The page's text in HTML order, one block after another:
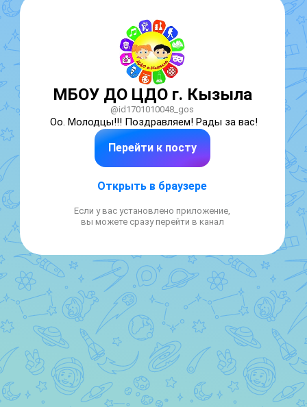
МБОУ ДО ЦДО г. Кызыла
@id1701010048_gos
Оо. Молодцы!!! Поздравляем! Рады за вас!
Перейти к посту
Открыть в браузере
Если у вас установлено приложение,
вы можете сразу перейти в канал